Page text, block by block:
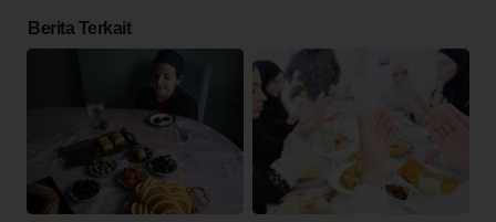
Berita Terkait